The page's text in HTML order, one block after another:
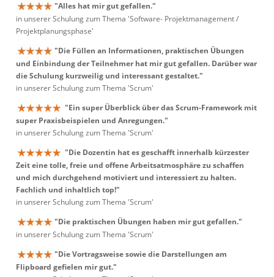
"Alles hat mir gut gefallen."
in unserer Schulung zum Thema 'Software- Projektmanagement /
Projektplanungsphase'
"Die Füllen an Informationen, praktischen Übungen
und Einbindung der Teilnehmer hat mir gut gefallen. Darüber war
die Schulung kurzweilig und interessant gestaltet."
in unserer Schulung zum Thema 'Scrum'
"Ein super Überblick über das Scrum-Framework mit
super Praxisbeispielen und Anregungen."
in unserer Schulung zum Thema 'Scrum'
"Die Dozentin hat es geschafft innerhalb kürzester
Zeit eine tolle, freie und offene Arbeitsatmosphäre zu schaffen
und mich durchgehend motiviert und interessiert zu halten.
Fachlich und inhaltlich top!"
in unserer Schulung zum Thema 'Scrum'
"Die praktischen Übungen haben mir gut gefallen."
in unserer Schulung zum Thema 'Scrum'
"Die Vortragsweise sowie die Darstellungen am
Flipboard gefielen mir gut."